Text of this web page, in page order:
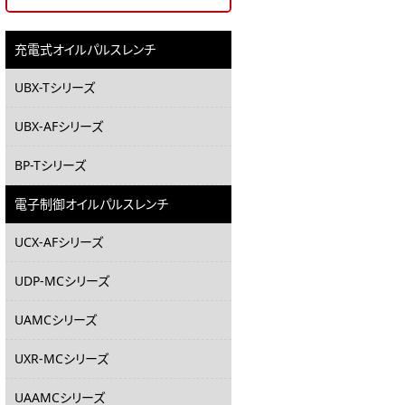
充電式オイルパルスレンチ
UBX-Tシリーズ
UBX-AFシリーズ
BP-Tシリーズ
電子制御オイルパルスレンチ
UCX-AFシリーズ
UDP-MCシリーズ
UAMCシリーズ
UXR-MCシリーズ
UAAMCシリーズ